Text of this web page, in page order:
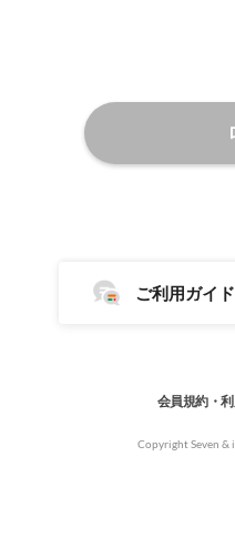
ご利用ガイ
会員規約・
Copyright Seven &